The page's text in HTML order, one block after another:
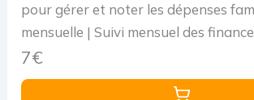
pour gérer et noter les dépenses
mensuelle | Suivi mensuel des
cadeau femme, homme | Format A4,
7€